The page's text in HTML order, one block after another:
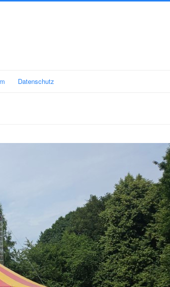
Datenschutz